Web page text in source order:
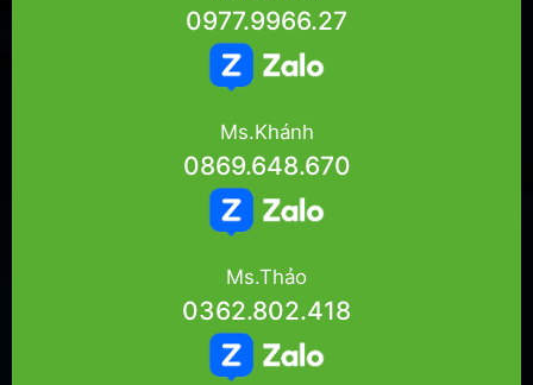
0977.9966.27
Ms.Khánh
0869.648.670
Ms.Thảo
0362.802.418